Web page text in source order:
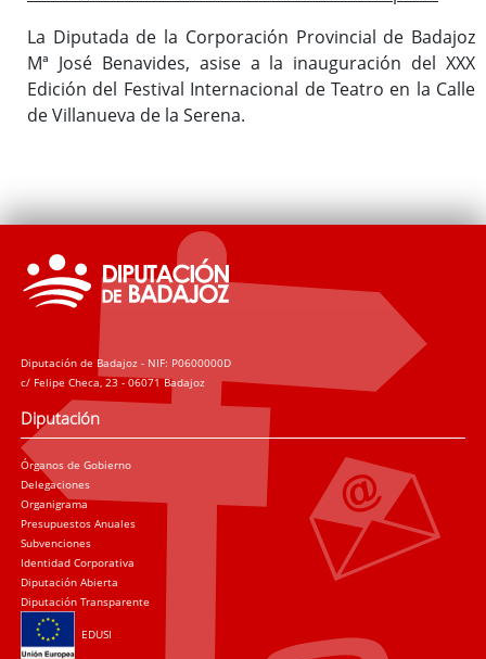
La Diputada de la Corporación Provincial de Badajoz
Mª José Benavides, asise a la inauguración del XXX
Edición del Festival Internacional de Teatro en la Calle
de Villanueva de la Serena.
Diputación de Badajoz - NIF: P0600000D
c/ Felipe Checa, 23 - 06071 Badajoz
Diputación
Órganos de Gobierno
Delegaciones
Organigrama
Presupuestos Anuales
Subvenciones
Identidad Corporativa
Diputación Abierta
Diputación Transparente
EDUSI